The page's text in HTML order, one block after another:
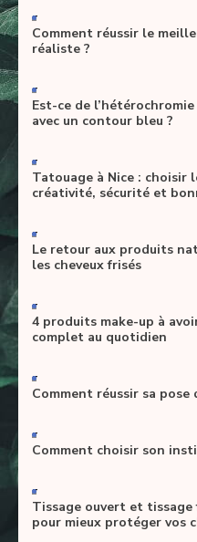
-
Comment réussir le
réaliste ?
-
Est-ce de
avec un contour bleu ?
-
Tatouage à Nice : choisir
créativité, sécurité et
-
Le retour aux produits
les cheveux frisés
-
4 produits make-up à
complet au quotidien
-
Comment réussir sa pose
-
Comment choisir son
-
Tissage ouvert et
pour mieux protéger vos